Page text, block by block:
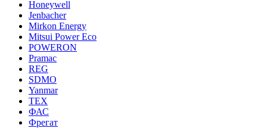
Honeywell
Jenbacher
Mirkon Energy
Mitsui Power Eco
POWERON
Pramac
REG
SDMO
Yanmar
ТЕХ
ФАС
Фрегат